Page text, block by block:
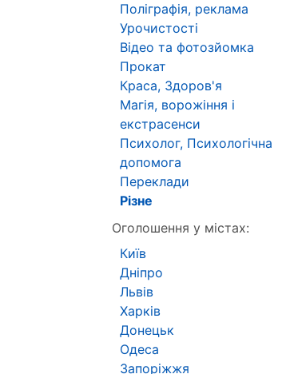
Поліграфія, реклама
Урочистості
Відео та фотозйомка
Прокат
Краса, Здоров'я
Магія, ворожіння і
екстрасенси
Психолог, Психологічна
допомога
Переклади
Різне
Оголошення у містах:
Київ
Дніпро
Львів
Харків
Донецьк
Одеса
Запоріжжя